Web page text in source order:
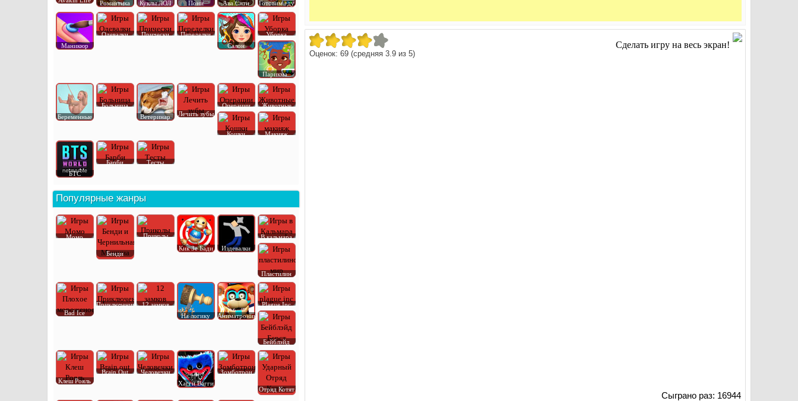
Оценок:69 (средняя3.9 из5)
Сделать игру на весь экран!
Сыграно раз: 16944
Романтика Куклы ЛОЛ Пони Ава Сити Готовим еду
Маникюр
Одевалки Прически
Переделки
Салон
Уборка
Парикма..
Беременные
Больница
Ветеринар
Лечить зубы
Операции Животные
Кошки Макияж
БТС
Барби Тесты
Популярные жанры
Момо
Бенди
Приколы
Кик Зе Бади
Издевалки
В кальмара
Пластилин
Bad Ice
Приключения
12 замков
На логику
Аниматроник
Plague Inc
Бейблэйд
Клеш Рояль
Brain Out
Человечки
Хагги Вагги
Зомботрон
Отряд Котят